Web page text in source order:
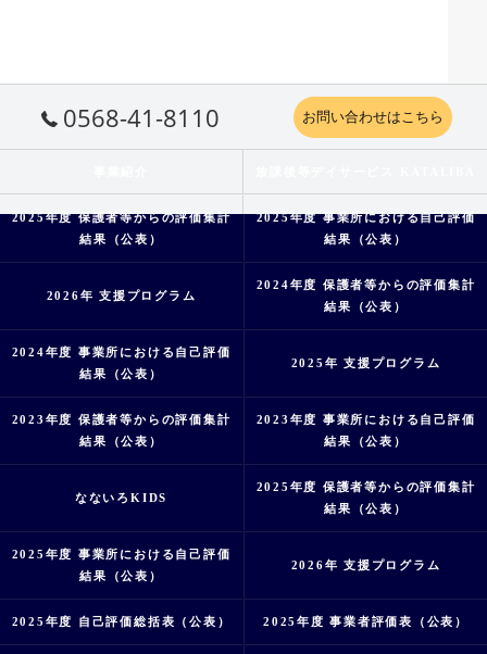
0568-41-8110 お問い合わせはこちら
2025年度 保護者等からの評価集計
結果（公表）
2025年度 事業所における自己評価
結果（公表）
2026年 支援プログラム
2024年度 保護者等からの評価集計
結果（公表）
2024年度 事業所における自己評価
結果（公表）
2025年 支援プログラム
2023年度 保護者等からの評価集計
結果（公表）
2023年度 事業所における自己評価
結果（公表）
なないろKIDS
2025年度 保護者等からの評価集計
結果（公表）
2025年度 事業所における自己評価
結果（公表）
2026年 支援プログラム
2025年度 自己評価総括表（公表） 2025年度 事業者評価表（公表）